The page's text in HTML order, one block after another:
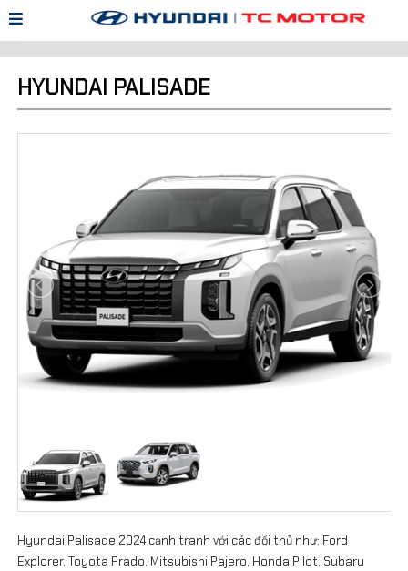
HYUNDAI PALISADE
Hyundai Palisade 2024 cạnh tranh với các đối thủ như: Ford
Explorer, Toyota Prado, Mitsubishi Pajero, Honda Pilot, Subaru